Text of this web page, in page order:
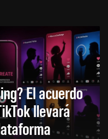
El acuerdo
llevará